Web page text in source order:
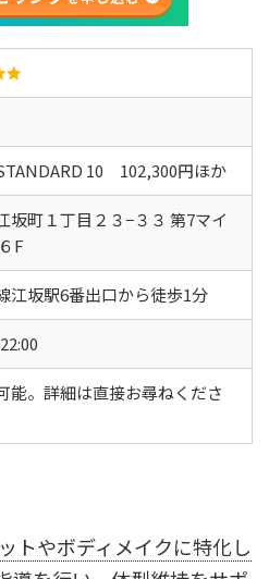
10 102,300円ほか
坂町１丁目２３−３３ 第7マイ
F
江坂駅6番出口から徒歩1分
能。詳細は直接お尋ねくださ
トやボディメイクに特化し